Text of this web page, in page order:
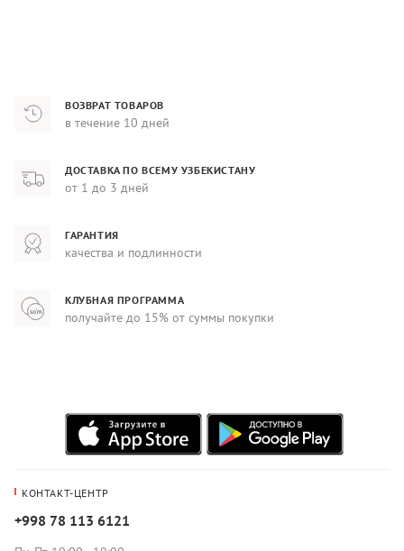
ВОЗВРАТ ТОВАРОВ
в течение 10 дней
ДОСТАВКА ПО ВСЕМУ УЗБЕКИСТАНУ
от 1 до 3 дней
ГАРАНТИЯ
качества и подлинности
КЛУБНАЯ ПРОГРАММА
получайте до 15% от суммы покупки
КОНТАКТ-ЦЕНТР
+998 78 113 6121